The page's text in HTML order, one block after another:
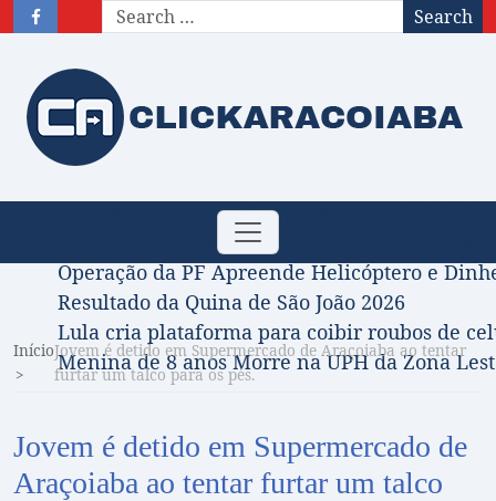
Search
Toggle
navigation
Obituário – Nota de falecimento: 31/07/2026
Comissão Aprova Projeto de Jilmar Tatto
Operação da PF Apreende Helicóptero e
Resultado da Quina de São João 2026
Lula cria plataforma para coibir roubos de
Menina de 8 anos Morre na UPH da Zona
InícioJovem é detido em Supermercado de Araçoiaba ao tentar
furtar um talco para os pés.
Jovem é detido em Supermercado de
Araçoiaba ao tentar furtar um talco